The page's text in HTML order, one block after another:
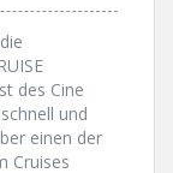
des Cine
und
einen der
Cruises